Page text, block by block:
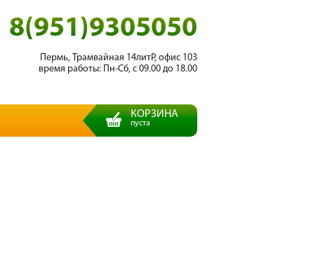
8(951)9305050
Пермь, Трамвайная 14литР, офис 103
время работы: Пн-Сб, с 09.00 до 18.00
КОРЗИНА
пуста